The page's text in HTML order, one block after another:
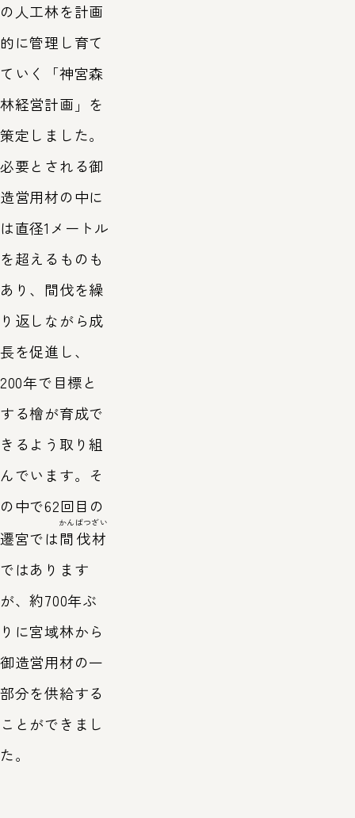
の人工林を計画
的に管理し育て
ていく「神宮森
林経営計画」を
策定しました。
必要とされる御
造営用材の中に
は直径1メートル
を超えるものも
あり、間伐を繰
り返しながら成
長を促進し、
200年で目標と
する檜が育成で
きるよう取り組
んでいます。そ
の中で62回目の
遷宮では間伐材
かんばつざい
ではあります
が、約700年ぶ
りに宮域林から
御造営用材の一
部分を供給する
ことができまし
た。